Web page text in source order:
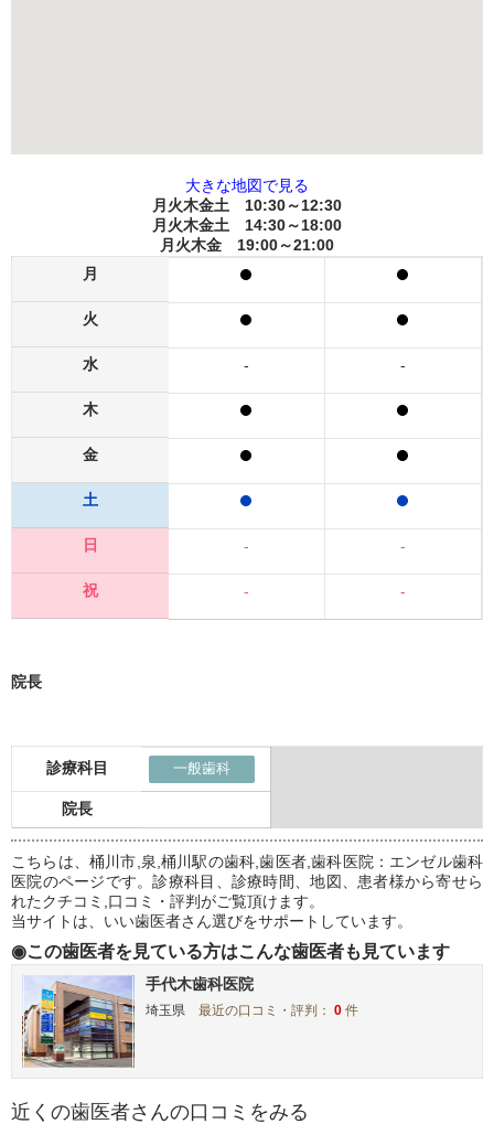
大きな地図で見る
月火木金土 10:30～12:30
月火木金土 14:30～18:00
月火木金 19:00～21:00
月
火
水
木
金
土
日
祝
-
-
-
-
-
-
院長
診療科目 一般歯科
院長
こちらは、桶川市,泉,桶川駅の歯科,歯医者,歯科医院：エンゼル歯科
医院のページです。診療科目、診療時間、地図、患者様から寄せら
れたクチコミ,口コミ・評判がご覧頂けます。
当サイトは、いい歯医者さん選びをサポートしています。
◉この歯医者を見ている方はこんな歯医者も見ています
手代木歯科医院
埼玉県 最近の口コミ・評判：0 件
近くの歯医者さんの口コミをみる